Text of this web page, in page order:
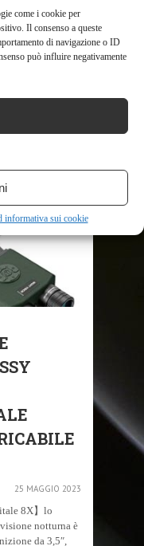
come i cookie per
Il consenso a queste
di navigazione o ID
può influire negativamente
informativa sui cookie
tra cui un
un’eccellente
colore:
25 MAGGIO 2023
8X】lo
notturna è
da 3,5″,